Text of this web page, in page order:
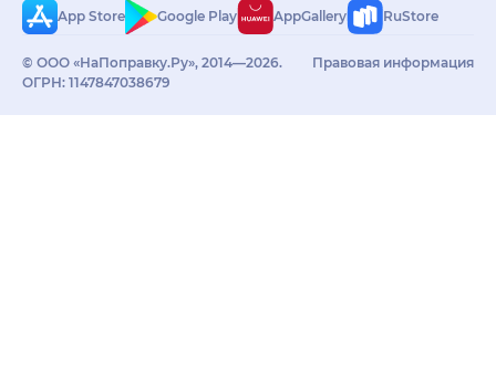
App Store
Google Play AppGallery RuStore
© ООО «НаПоправку.Ру», 2014—2026.
ОГРН: 1147847038679
Правовая информация